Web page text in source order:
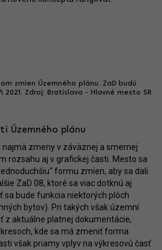
zmien Územného plánu. ZaD budú
Zdroj: Bratislava - Hlavné mesto SR
Územného plánu
zmeny v záväznej a smernej
rozsahu aj v grafickej časti. Mesto sa
formu zmien, aby sa dali
ZaD 08, ktoré sa viac dotknú aj
sa bude funkcia niektorých plôch
bytov). Pri takých však územní
z aktuálne platnej dokumentácie,
kde sa má zmeniť forma
však priamy vplyv na výkresovú časť